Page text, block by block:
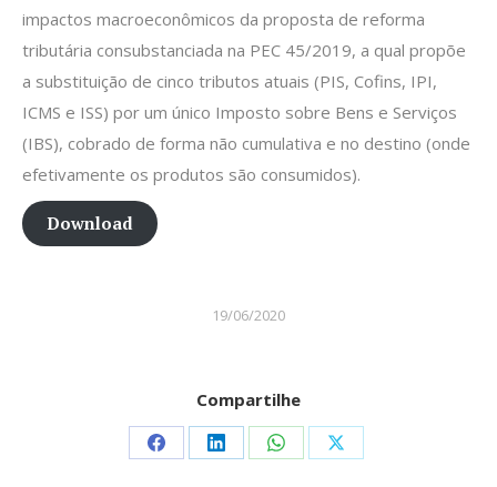
impactos macroeconômicos da proposta de reforma
tributária consubstanciada na PEC 45/2019, a qual propõe
a substituição de cinco tributos atuais (PIS, Cofins, IPI,
ICMS e ISS) por um único Imposto sobre Bens e Serviços
(IBS), cobrado de forma não cumulativa e no destino (onde
efetivamente os produtos são consumidos).
Download
19/06/2020
Compartilhe
Share Share Share Share